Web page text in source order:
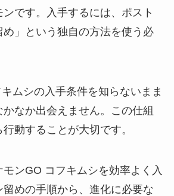
です。入手するには、ポスト
め」という独自の方法を使う必
ムシの入手条件を知らないまま
なか出会えません。この仕組
動することが大切です。
ンGO コフキムシを効率よく入
めの手順から、進化に必要な